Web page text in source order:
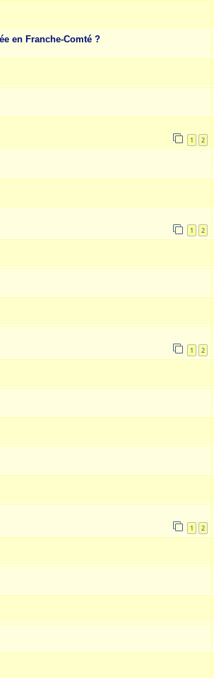
en Franche-Comté ?
1 2
1 2
1 2
1 2